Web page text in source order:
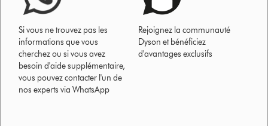
Si vous ne trouvez pas les
informations que vous
cherchez ou si vous avez
besoin d'aide supplémentaire,
vous pouvez contacter l'un de
nos experts via WhatsApp
Rejoignez la communauté
Dyson et bénéficiez
d'avantages exclusifs